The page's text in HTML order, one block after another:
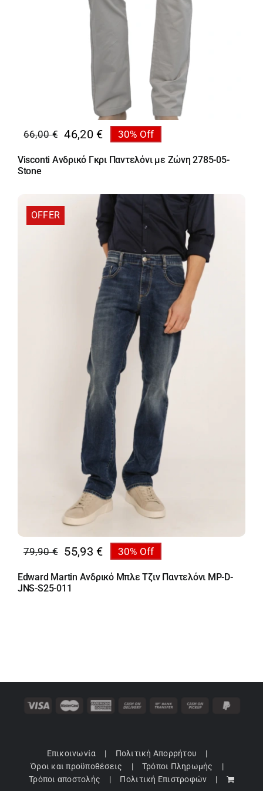
66,00€
Original
price
was:
46,20 €
Η
τρέχουσα
τιμή
46,20 €.
30% Off
Visconti Ανδρικό Γκρι Παντελόνι με Ζώνη 2785-05-
Stone
OFFER
79,90€
Original
price
was:
55,93 €
Η
τρέχουσα
τιμή
30% Off
Edward Martin Ανδρικό Μπλε Τζιν Παντελόνι MP-D-
JNS-S25-011
Επικοινωνία
Πολιτική Απορρήτου
Όροι και προϋποθέσεις
Τρόποι Πληρωμής
Τρόποι αποστολής
Πολιτική Επιστροφών